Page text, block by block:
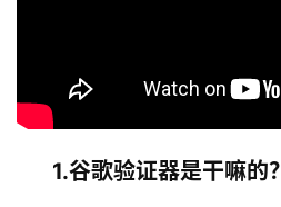
1.谷歌验证器是干嘛的？